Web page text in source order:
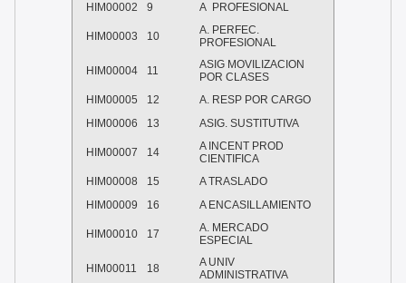
HIM00002
9 A PROFESIONAL
HIM00003 10
A. PERFEC.
PROFESIONAL
HIM00004 11
ASIG MOVILIZACION
POR CLASES
HIM00005
12
A. RESP POR CARGO
HIM00006
13 ASIG. SUSTITUTIVA
HIM00007 14
A INCENT PROD
CIENTIFICA
HIM00008
15
A TRASLADO
HIM00009
16 A ENCASILLAMIENTO
HIM00010 17
A. MERCADO
ESPECIAL
HIM00011 18
A UNIV
ADMINISTRATIVA